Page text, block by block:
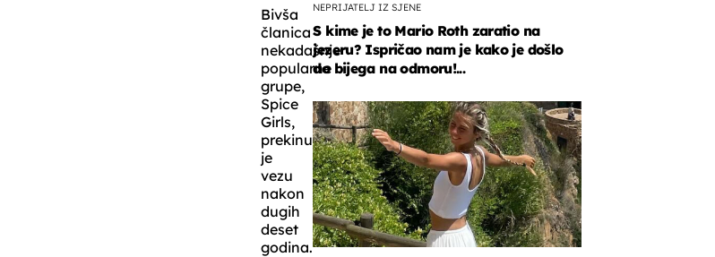
Bivša
članica
nekadašnje
popularne
grupe,
Spice
Girls,
prekinula
je
vezu
nakon
dugih
deset
godina.
NEPRIJATELJ IZ SJENE
S kime je to Mario Roth zaratio na
jezeru? Ispričao nam je kako je došlo
do bijega na odmoru!...